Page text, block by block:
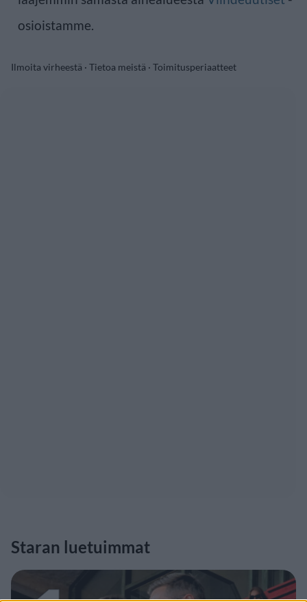
osioistamme.
Ilmoita virheestä · Tietoa meistä · Toimitusperiaatteet
Staran luetuimmat